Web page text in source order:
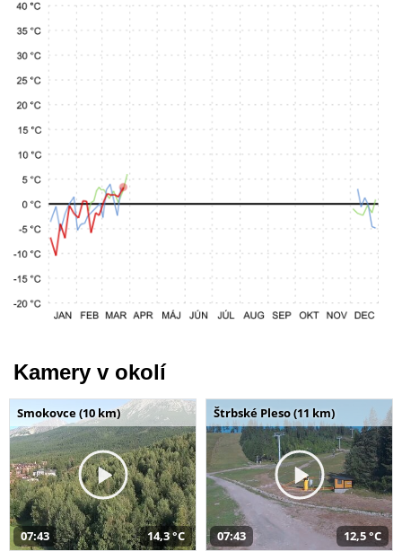
Kamery v okolí
Smokovce (10 km)
07:43 14,3 °C
Štrbské Pleso (11 km)
07:43 12,5 °C